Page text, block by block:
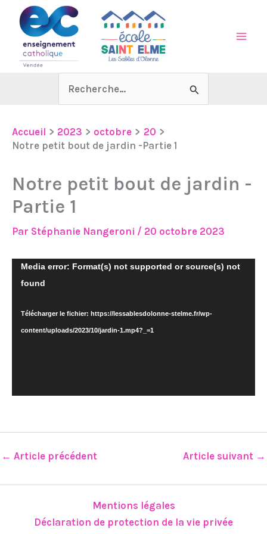
contenu
Rechercher :
Accueil 2023 octobre
20
Notre petit bout de jardin -Partie 1
Notre petit bout de jardin -
Partie 1
Par Stéphanie Nangeroni / 20 octobre 2023
Lecteur
vidéo
Media error: Format(s) not supported or source(s) not
found
Télécharger le fichier: https://lessablesdolonne-stelme.fr/wp-
content/uploads/2023/10/jardin-1.mp4?_=1
← Article précédent Article suivant →
Mentions légales
Déclaration de protection de la vie privée